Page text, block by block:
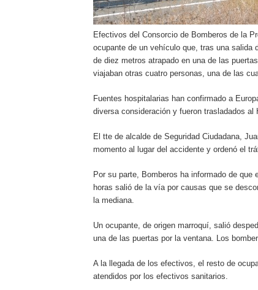
Efectivos del Consorcio de Bomberos de la
ocupante de un vehículo que, tras una salida
de diez metros atrapado en una de las
viajaban otras cuatro personas, una de las
Fuentes hospitalarias han confirmado a
diversa consideración y fueron trasladados
El tte de alcalde de Seguridad Ciudadana,
momento al lugar del accidente y ordenó el
Por su parte, Bomberos ha informado de
horas salió de la vía por causas que se
la mediana.
Un ocupante, de origen marroquí, salió
una de las puertas por la ventana. Los
A la llegada de los efectivos, el resto de
atendidos por los efectivos sanitarios.